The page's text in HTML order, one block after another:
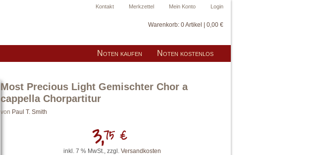
Login
Mein Konto
Merkzettel
Kontakt
Warenkorb: 0 Artikel | 0,00 €
Noten kaufen Noten kostenlos
Most Precious Light Gemischter Chor a
cappella Chorpartitur
von Paul T. Smith
3,75 €
inkl. 7 % MwSt., zzgl. Versandkosten